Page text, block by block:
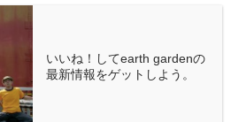
いいね！してearth gardenの
最新情報をゲットしよう。